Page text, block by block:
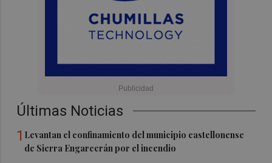
Últimas Noticias
1 Levantan el confinamiento del municipio castellonense
de Sierra Engarcerán por el incendio